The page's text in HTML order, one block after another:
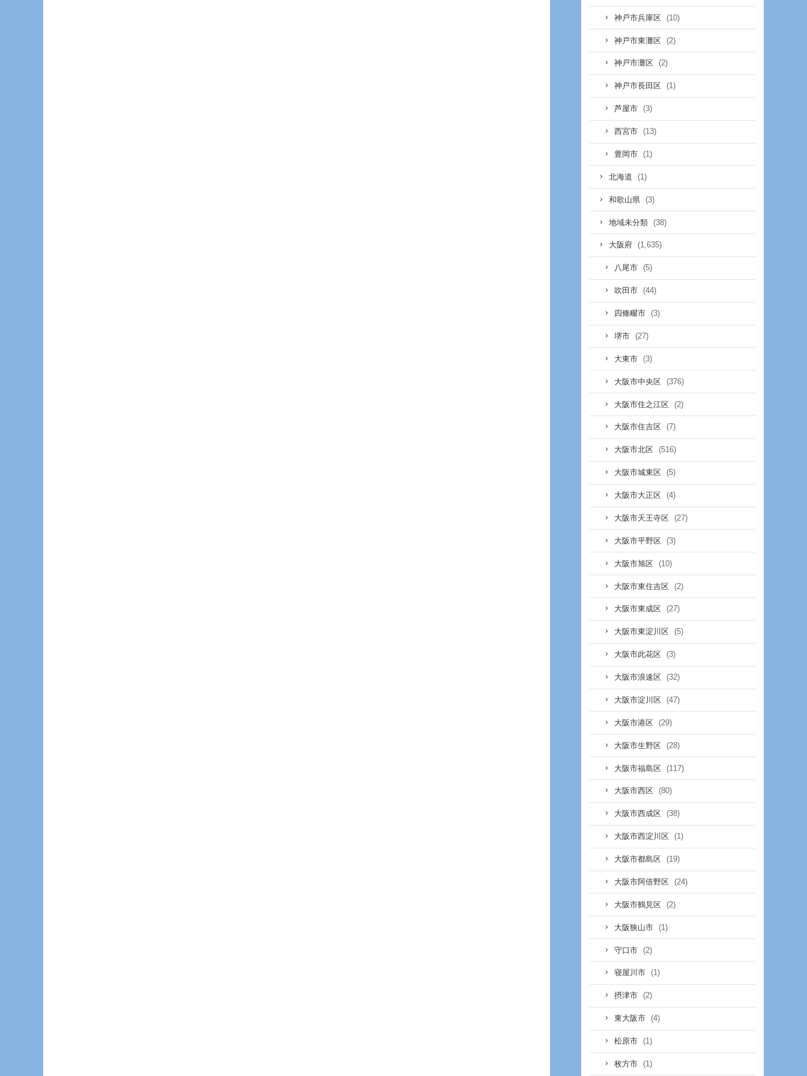
神戸市兵庫区 (10)
神戸市東灘区 (2)
神戸市灘区 (2)
神戸市長田区 (1)
芦屋市 (3)
西宮市 (13)
豊岡市 (1)
北海道 (1)
和歌山県 (3)
地域未分類 (38)
大阪府 (1,635)
八尾市 (5)
吹田市 (44)
四條畷市 (3)
堺市 (27)
大東市 (3)
大阪市中央区 (376)
大阪市住之江区 (2)
大阪市住吉区 (7)
大阪市北区 (516)
大阪市城東区 (5)
大阪市大正区 (4)
大阪市天王寺区 (27)
大阪市平野区 (3)
大阪市旭区 (10)
大阪市東住吉区 (2)
大阪市東成区 (27)
大阪市東淀川区 (5)
大阪市此花区 (3)
大阪市浪速区 (32)
大阪市淀川区 (47)
大阪市港区 (29)
大阪市生野区 (28)
大阪市福島区 (117)
大阪市西区 (80)
大阪市西成区 (38)
大阪市西淀川区 (1)
大阪市都島区 (19)
大阪市阿倍野区 (24)
大阪市鶴見区 (2)
大阪狭山市 (1)
守口市 (2)
寝屋川市 (1)
摂津市 (2)
東大阪市 (4)
松原市 (1)
枚方市 (1)